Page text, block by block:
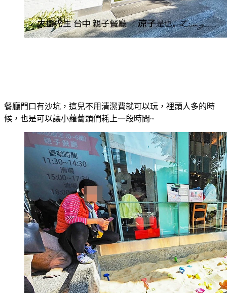
餐廳門口有沙坑，這兒不用清潔費就可以玩，裡頭人多的時
候，也是可以讓小蘿蔔頭們耗上一段時間~